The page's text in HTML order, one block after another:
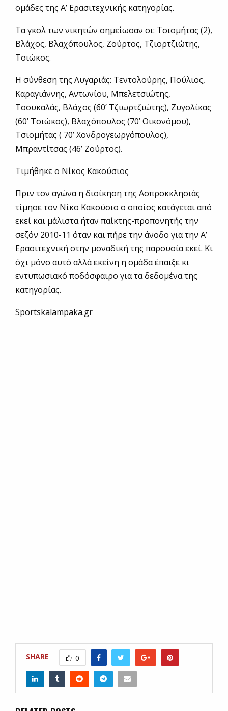
ομάδες της Α’ Ερασιτεχνικής κατηγορίας.
Τα γκολ των νικητών σημείωσαν οι: Τσιομήτας (2),
Βλάχος, Βλαχόπουλος, Ζούρτος, Τζιορτζιώτης,
Τσιώκος.
Η σύνθεση της Λυγαριάς: Τεντολούρης, Πούλιος,
Καραγιάννης, Αντωνίου, Μπελετσιώτης,
Τσουκαλάς, Βλάχος (60’ Τζιωρτζιώτης), Ζυγολίκας
(60’ Τσιώκος), Βλαχόπουλος (70’ Οικονόμου),
Τσιομήτας ( 70’ Χονδρογεωργόπουλος),
Μπραντίτσας (46’ Ζούρτος).
Τιμήθηκε ο Νίκος Κακούσιος
Πριν τον αγώνα η διοίκηση της Ασπροκκλησιάς
τίμησε τον Νίκο Κακούσιο ο οποίος κατάγεται από
εκεί και μάλιστα ήταν παίκτης-προπονητής την
σεζόν 2010-11 όταν και πήρε την άνοδο για την Α’
Ερασιτεχνική στην μοναδική της παρουσία εκεί. Κι
όχι μόνο αυτό αλλά εκείνη η ομάδα έπαιξε κι
εντυπωσιακό ποδόσφαιρο για τα δεδομένα της
κατηγορίας.
Sportskalampaka.gr
SHARE 0